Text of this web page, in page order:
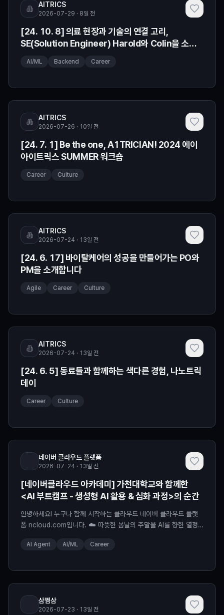
AITRICS
2026-07-29 · 8일 전
[24. 10. 8] 의료 현장과 기술의 연결 고리,
SE(Solution Engineer) Harold와 Colin을 소개
AI/ML Backend Career
AITRICS
2026-07-26 · 10일 전
[24. 7. 1] Be the one, A1TRICIAN! 2024 에이
아이트릭스 SUMMER 워크숍
Career Culture
AITRICS
2026-07-24 · 13일 전
[24. 6. 17] 바이탈케어의 성공을 만들어가는 PO와
PM을 소개합니다
Agile Career Culture
AITRICS
2026-07-24 · 13일 전
[24. 6. 5] 동료들과 함께하는 색다른 경험, 나노트릭
데이
Career Culture
네이버 클라우드 플랫폼
2026-07-24 · 13일 전
[네이버클라우드 아카데미] 가천대학교와 함께한
<AI 부트캠프 - 생성형 AI 활용 & 심화 과정>의 순간
안녕하세요! 누구나 함께 시작하는 클라우드 네이버 클라우드 플랫
폼 ncloud.com입니다. ☁️ 따뜻한 봄날의 주말을 AI를 향한 열정
미 생성형 AI 활용 & 심화 과정>이 성황리에 막을 내렸습니다. 나들
교육이 진행되었는데요. 놀라운 집중력과 성과를 보여준 가천대 학
AI Agent AI/ML Career
삼쩜삼
2026-07-23 · 13일 전